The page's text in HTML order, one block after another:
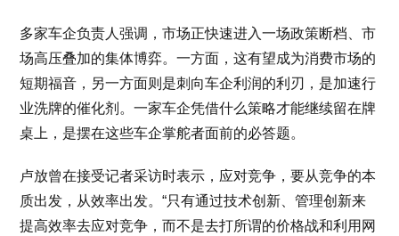
多家车企负责人强调，市场正快速进入一场政策断档、市
场高压叠加的集体博弈。一方面，这有望成为消费市场的
短期福音，另一方面则是刺向车企利润的利刃，是加速行
业洗牌的催化剂。一家车企凭借什么策略才能继续留在牌
桌上，是摆在这些车企掌舵者面前的必答题。
卢放曾在接受记者采访时表示，应对竞争，要从竞争的本
质出发，从效率出发。“只有通过技术创新、管理创新来
提高效率去应对竞争，而不是去打所谓的价格战和利用网